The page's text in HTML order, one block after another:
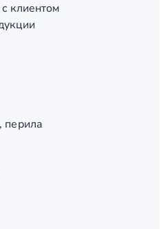
клиентом
перила